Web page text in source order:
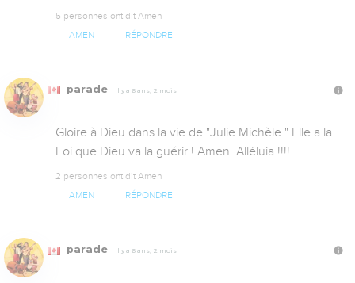
5 personnes ont dit Amen
AMEN RÉPONDRE
parade Il y a 6 ans, 2 mois
Gloire à Dieu dans la vie de "Julie Michèle ".Elle a la
Foi que Dieu va la guérir ! Amen..Alléluia !!!!
2 personnes ont dit Amen
AMEN RÉPONDRE
parade Il y a 6 ans, 2 mois